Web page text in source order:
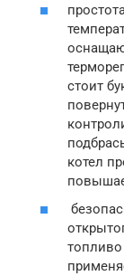
стоит
котел